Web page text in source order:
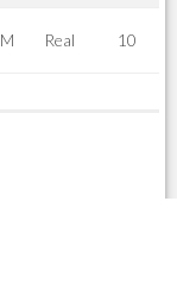
M Real 10